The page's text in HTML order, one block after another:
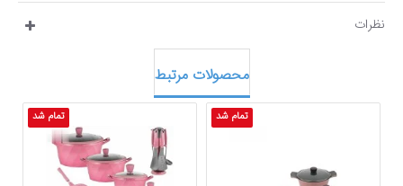
نظرات
محصولات مرتبط
تمام شد تمام شد